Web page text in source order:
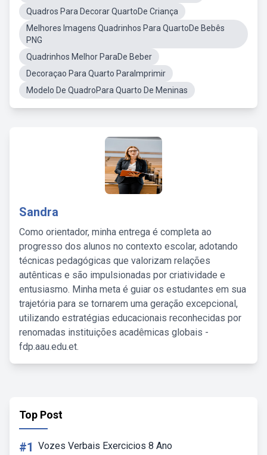
Quadros Para Decorar QuartoDe Criança
Melhores Imagens Quadrinhos Para QuartoDe Bebês
PNG
Quadrinhos Melhor ParaDe Beber
Decoraçao Para Quarto ParaImprimir
Modelo De QuadroPara Quarto De Meninas
Sandra
Como orientador, minha entrega é completa ao
progresso dos alunos no contexto escolar, adotando
técnicas pedagógicas que valorizam relações
autênticas e são impulsionadas por criatividade e
entusiasmo. Minha meta é guiar os estudantes em sua
trajetória para se tornarem uma geração excepcional,
utilizando estratégias educacionais reconhecidas por
renomadas instituições acadêmicas globais -
fdp.aau.edu.et.
Top Post
#1 Vozes Verbais Exercicios 8 Ano